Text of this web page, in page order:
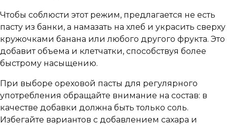
Чтобы соблюсти этот режим, предлагается не есть
пасту из банки, а намазать на хлеб и украсить сверху
кружочками банана или любого другого фрукта. Это
добавит объема и клетчатки, способствуя более
быстрому насыщению.
При выборе ореховой пасты для регулярного
употребления обращайте внимание на состав: в
качестве добавки должна быть только соль.
Избегайте вариантов с добавлением сахара и